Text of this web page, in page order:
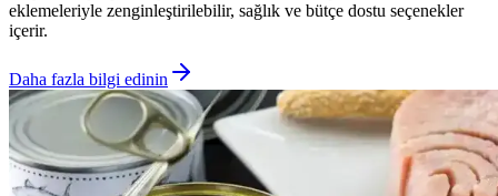
eklemeleriyle zenginleştirilebilir, sağlık ve bütçe dostu seçenekler
içerir.
Daha fazla bilgi edinin